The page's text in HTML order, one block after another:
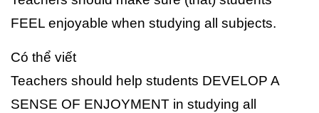
FEEL enjoyable when studying all subjects.
Có thể viết
Teachers should help students DEVELOP A
SENSE OF ENJOYMENT in studying all